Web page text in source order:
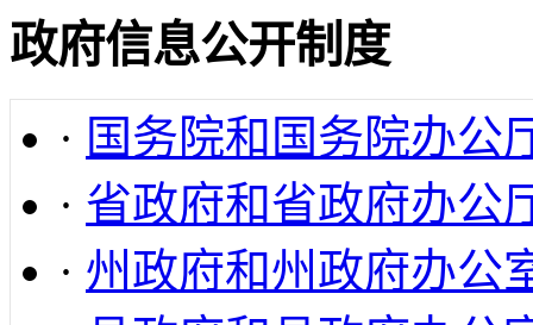
政府信息公开制度
· 国务院和国务院办公
· 省政府和省政府办公
· 州政府和州政府办公